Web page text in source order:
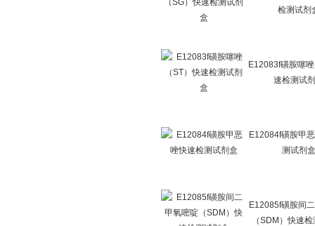
检测试剂
E12083f磺胺噻
速检测试
E12084f磺胺甲
测试剂盒
E12085f磺胺间
（SDM）快速